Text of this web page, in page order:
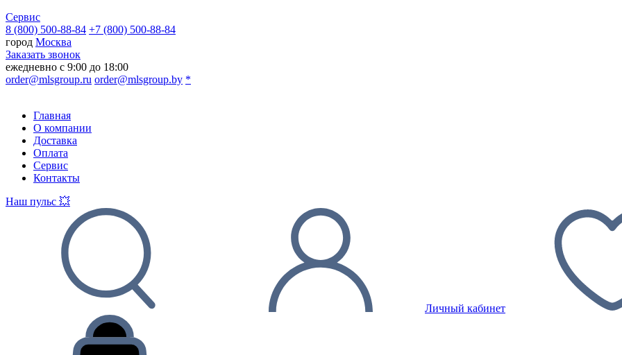
Сервис
8 (800) 500-88-84 +7 (800) 500-88-84
город Москва
Заказать звонок
ежедневно с 9:00 до 18:00
order@mlsgroup.ru order@mlsgroup.by *
Главная
О компании
Доставка
Оплата
Сервис
Контакты
Наш пульс 💥
Личный кабинет